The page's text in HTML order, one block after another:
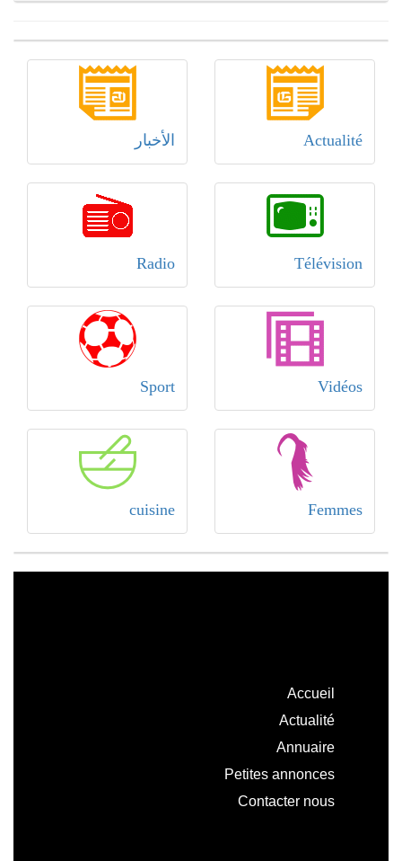
Actualité الأخبار
Télévision
Radio
Vidéos
Sport
Femmes
cuisine
Accueil
Actualité
Annuaire
Petites annonces
Contacter nous